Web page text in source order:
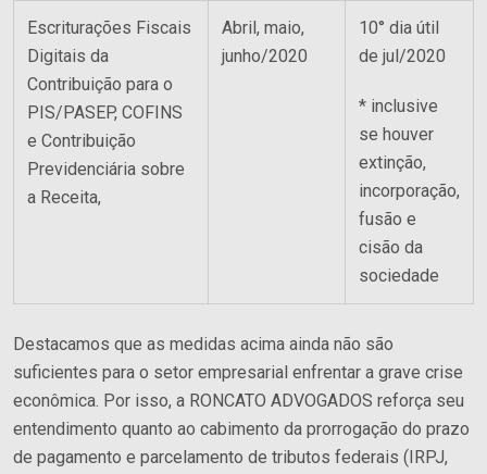
Escriturações Fiscais
Digitais da
Contribuição para o
PIS/PASEP, COFINS
e Contribuição
Previdenciária sobre
a Receita,
Abril, maio,
junho/2020
10° dia útil
de jul/2020
* inclusive
se houver
extinção,
incorporação,
fusão e
cisão da
sociedade
Destacamos que as medidas acima ainda não são
suficientes para o setor empresarial enfrentar a grave crise
econômica. Por isso, a RONCATO ADVOGADOS reforça seu
entendimento quanto ao cabimento da prorrogação do prazo
de pagamento e parcelamento de tributos federais (IRPJ,